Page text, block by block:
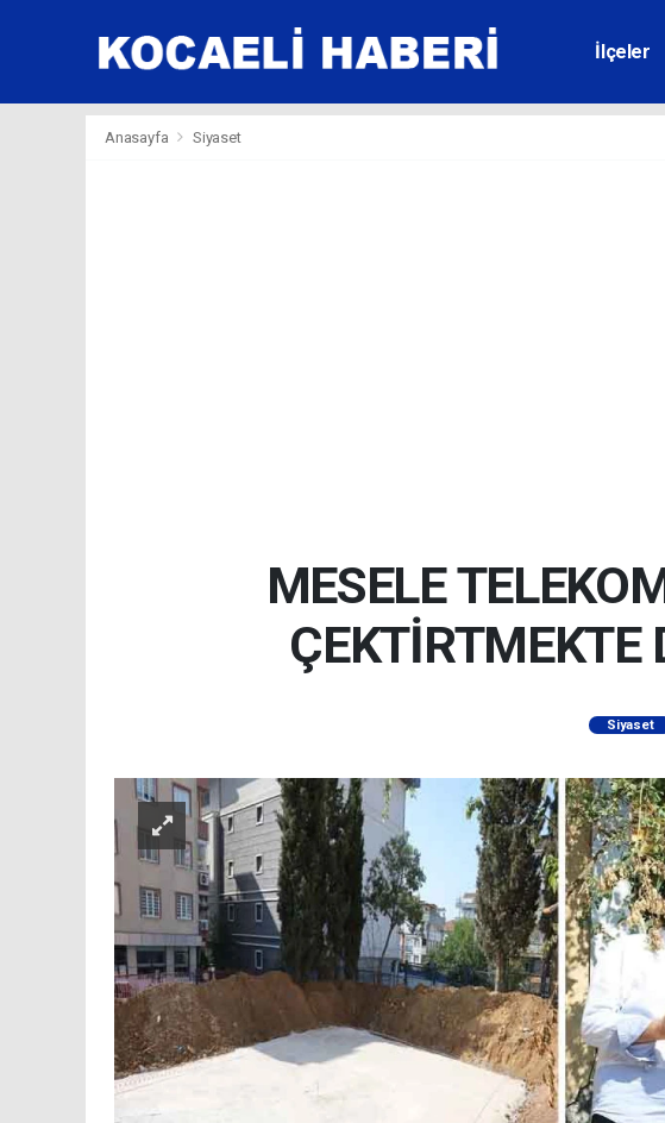
İlçeler
Anasayfa Siyaset
MESELE
ÇEKTİRTMEKTE
Siyaset